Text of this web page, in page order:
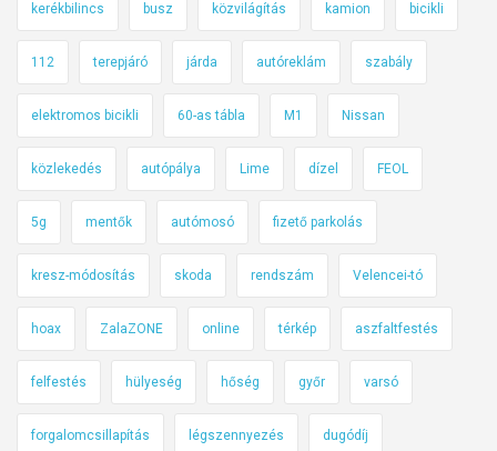
kerékbilincs busz közvilágítás kamion bicikli
112 terepjáró járda autóreklám szabály
elektromos bicikli 60-as tábla M1 Nissan
közlekedés autópálya Lime dízel FEOL
5g mentők autómosó fizető parkolás
kresz-módosítás skoda rendszám Velencei-tó
hoax ZalaZONE online térkép aszfaltfestés
felfestés hülyeség hőség győr varsó
forgalomcsillapítás légszennyezés dugódíj